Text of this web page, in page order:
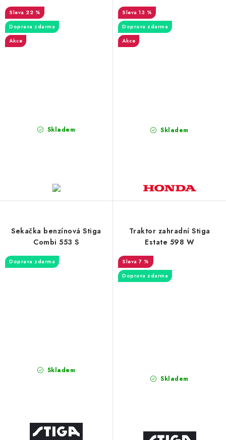
22 %
Doprava zdarma
Akce
Skladem
13 %
Doprava zdarma
Akce
Skladem
Sekačka benzínová Stiga
Combi 553 S
Doprava zdarma
Skladem
Traktor zahradní Stiga
Estate 598 W
7 %
Doprava zdarma
Skladem